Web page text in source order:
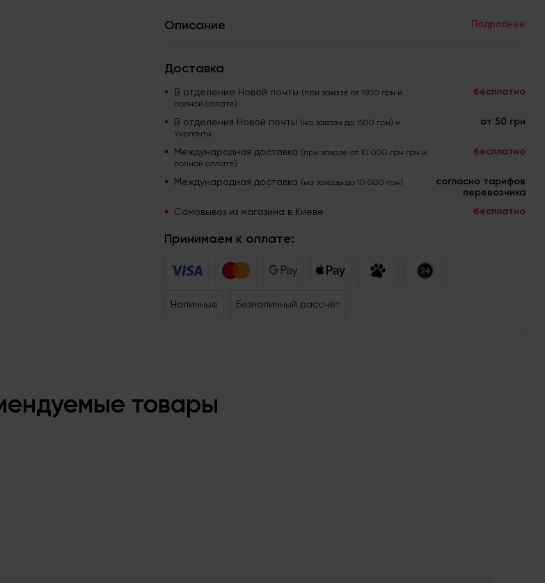
Описание Подробнее
Доставка
В отделение Новой почты (при заказе от 1500 грн и
полной оплате)
бесплатно
В отделения Новой почты (на заказы до 1500 грн) и
Укрпочты
от 50 грн
Международная доставка (при заказе от 10 000 грн грн и
полной оплате)
бесплатно
Международная доставка (на заказы до 10 000 грн)
согласно тарифов
перевозчика
Самовывоз из магазина в Киеве бесплатно
Принимаем к оплате:
Наличные Безналичный рассчёт
товары